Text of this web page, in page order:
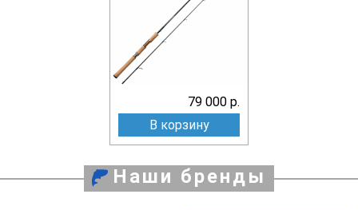
79 000 р.
В корзину
Наши бренды